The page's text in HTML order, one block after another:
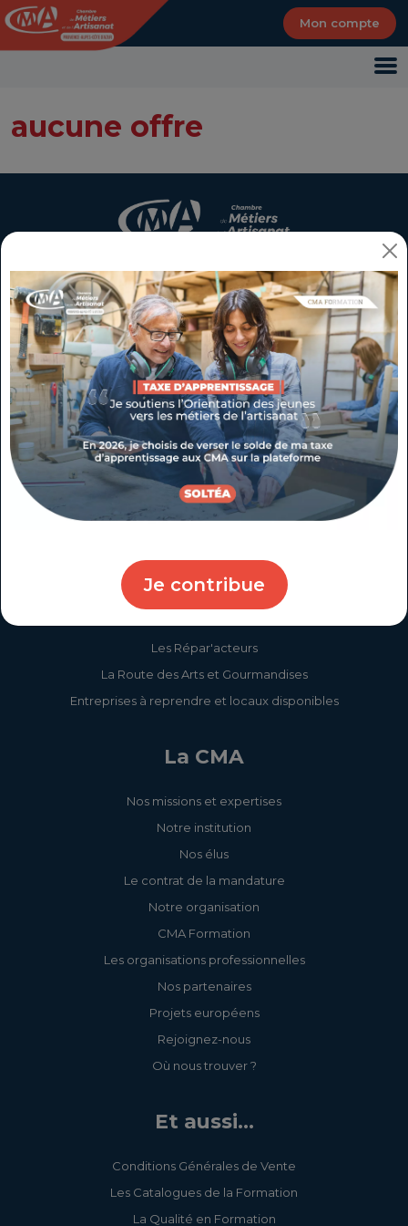
Mon compte
Je contribue
aucune offre
CMA Provence-Alpes-Côte d'Azur - Création
d'entreprise, formation
Mon espace de services
Chef(fe) d'entreprise
Créateur(rice) / Repreneur(euse) d'entreprise
Jeune / Apprenti(e)
Salarié(e) / Demandeur(euse) d'emploi
Collectivité / Partenaire
Examens Taxis et VTC
Les Répar'acteurs
La Route des Arts et Gourmandises
Entreprises à reprendre et locaux disponibles
La CMA
Nos missions et expertises
Notre institution
Nos élus
Le contrat de la mandature
Notre organisation
CMA Formation
Les organisations professionnelles
Nos partenaires
Projets européens
Rejoignez-nous
Où nous trouver ?
Et aussi...
Conditions Générales de Vente
Les Catalogues de la Formation
La Qualité en Formation
Panneau de gestion des cookies